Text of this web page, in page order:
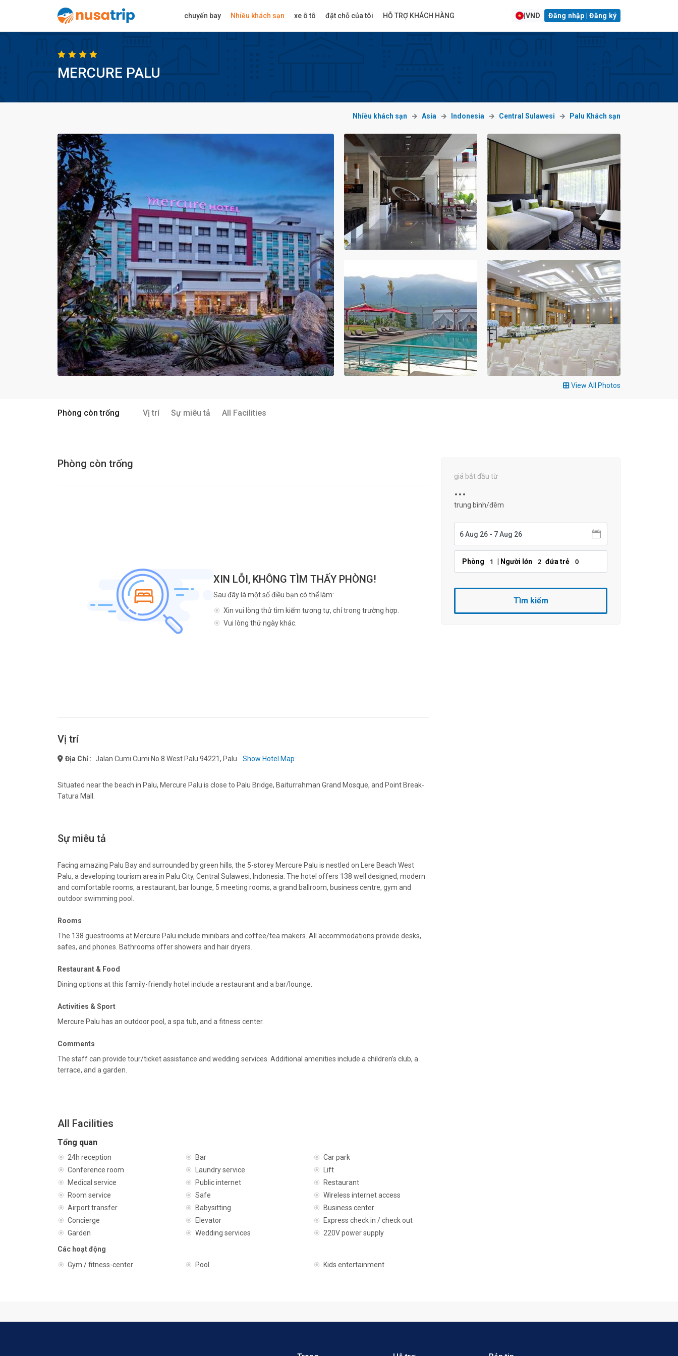
chuyến bay Nhiều khách sạn xe ô tô đặt chỗ của tôi HỖ TRỢ KHÁCH HÀNG VND Đăng nhập | Đăng ký
MERCURE PALU
Nhiều khách sạn Asia Indonesia Central Sulawesi Palu Khách sạn
View All Photos
Phòng còn trống Vị trí Sự miêu tả All Facilities
Phòng còn trống
XIN LỖI, KHÔNG TÌM THẤY PHÒNG!
Sau đây là một số điều bạn có thể làm:
Xin vui lòng thử tìm kiếm tương tự, chỉ trong trường hợp.
Vui lòng thử ngày khác.
Vị trí
Địa Chỉ : Jalan Cumi Cumi No 8 West Palu 94221, Palu Show Hotel Map
Situated near the beach in Palu, Mercure Palu is close to Palu Bridge, Baiturrahman Grand Mosque, and Point Break-
Tatura Mall.
Sự miêu tả
Facing amazing Palu Bay and surrounded by green hills, the 5-storey Mercure Palu is nestled on Lere Beach West
Palu, a developing tourism area in Palu City, Central Sulawesi, Indonesia. The hotel offers 138 well designed, modern
and comfortable rooms, a restaurant, bar lounge, 5 meeting rooms, a grand ballroom, business centre, gym and
outdoor swimming pool.
Rooms
The 138 guestrooms at Mercure Palu include minibars and coffee/tea makers. All accommodations provide desks,
safes, and phones. Bathrooms offer showers and hair dryers.
Restaurant & Food
Dining options at this family-friendly hotel include a restaurant and a bar/lounge.
Activities & Sport
Mercure Palu has an outdoor pool, a spa tub, and a fitness center.
Comments
The staff can provide tour/ticket assistance and wedding services. Additional amenities include a children's club, a
terrace, and a garden.
All Facilities
Tổng quan
24h reception Bar
Car park
Conference room
Laundry service
Lift
Medical service
Public internet
Restaurant
Room service
Safe
Wireless internet access
Airport transfer
Babysitting
Business center
Concierge
Elevator
Express check in / check out
Garden
Wedding services
220V power supply
Các hoạt động
Gym / fitness-center
Pool Kids entertainment
giá bắt đầu từ
...
trung bình/đêm
Phòng 1 | Người lớn 2 đứa trẻ 0
Tìm kiếm